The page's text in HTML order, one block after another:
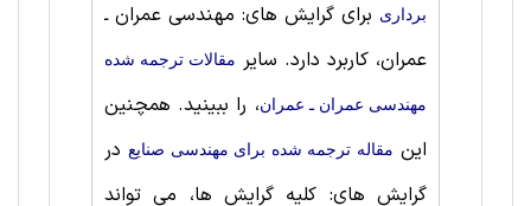
برداری برای گرایش های: مهندسی عمران ـ
عمران، کاربرد دارد. سایر مقالات ترجمه شده
مهندسی عمران ـ عمران، را ببینید. همچنین
این مقاله ترجمه شده برای مهندسی صنايعدر
گرایش های: کلیه گرایش ها، می تواند